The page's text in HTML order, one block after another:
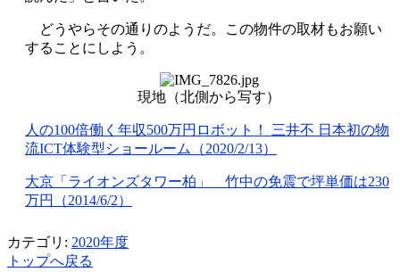
どうやらその通りのようだ。この物件の取材もお願い
することにしよう。
現地（北側から写す）
人の100倍働く年収500万円ロボット！ 三井不 日本初の物
流ICT体験型ショールーム（2020/2/13）
大京「ライオンズタワー柏」 竹中の免震で坪単価は230
万円（2014/6/2）
カテゴリ: 2020年度
トップへ戻る